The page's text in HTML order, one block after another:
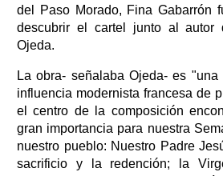
del Paso Morado, Fina Gabarrón
descubrir el cartel junto al autor
Ojeda.
La obra- señalaba Ojeda- es
influencia modernista francesa de
el centro de la composición
gran importancia para nuestra
nuestro pueblo: Nuestro Padre
sacrificio y la redención; la